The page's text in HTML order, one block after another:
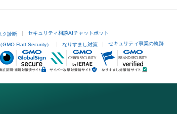
ク診断 セキュリティ相談AIチャットボット
Flatt Security） なりすまし対策 セキュリティ事業の軌跡